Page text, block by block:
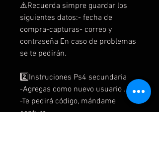
⚠️Recuerda simpre guardar los
siguientes datos:- fecha de
compra-capturas- correo y
contraseña En caso de problemas
se te pedirán.
2️⃣Instruciones Ps4 secundaria
-Agregas como nuevo usuario .
-Te pedirá código, mándame
captura.